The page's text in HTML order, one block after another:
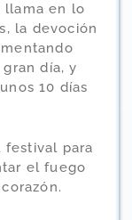
llama en lo
la devoción
día, y
10 días
festival para
el fuego
.